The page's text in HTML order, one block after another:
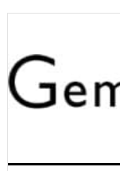
Skip
primary
navigation
Skip
content
Skip
primary
sidebar
Skip
footer